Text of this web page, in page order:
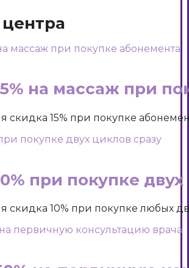
центра
на массаж при
скидка 15% при покупке
при покупке
скидка 10% при покупке любых